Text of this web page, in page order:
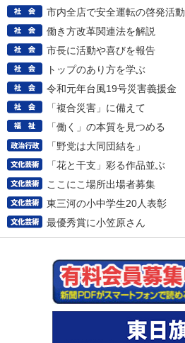
市内全店で安全運転の啓発活動
働き方改革関連法を解説
市長に活動や喜びを報告
トップのあり方を学ぶ
令和元年台風19号災害義援金
「複合災害」に備えて
「働く」の本質を見つめる
「野党は大同団結を」
「花と干支」彩る作品並ぶ
ここにこ場所出場者募集
東三河の小中学生20人表彰
最優秀賞に小笠原さん